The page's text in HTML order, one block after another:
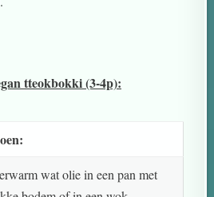
tteokbokki (3-4p):
wat olie in een pan met